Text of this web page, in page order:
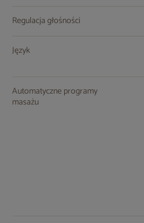
Regulacja głośności
Język
Automatyczne programy
masażu